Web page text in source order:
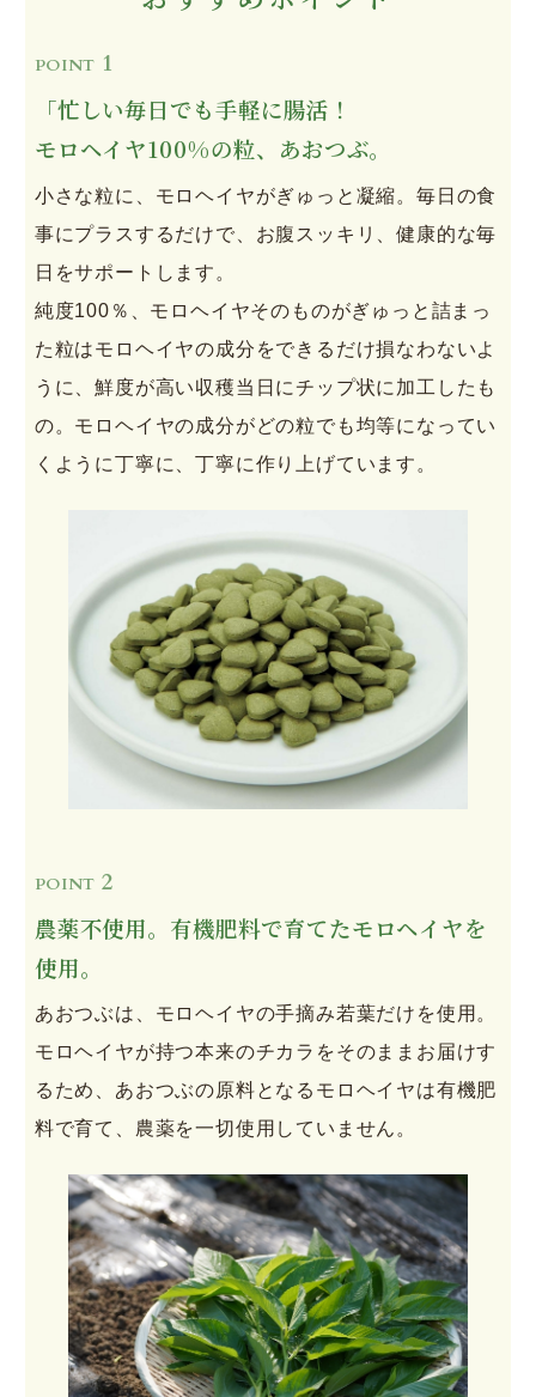
POINT 1
「忙しい毎日でも手軽に腸活！
モロヘイヤ100%の粒、あおつぶ。
小さな粒に、モロヘイヤがぎゅっと凝縮。毎日の食
事にプラスするだけで、お腹スッキリ、健康的な毎
日をサポートします。
純度100％、モロヘイヤそのものがぎゅっと詰まっ
た粒はモロヘイヤの成分をできるだけ損なわないよ
うに、鮮度が高い収穫当日にチップ状に加工したも
の。モロヘイヤの成分がどの粒でも均等になってい
くように丁寧に、丁寧に作り上げています。
POINT 2
農薬不使用。有機肥料で育てたモロヘイヤを
使用。
あおつぶは、モロヘイヤの手摘み若葉だけを使用。
モロヘイヤが持つ本来のチカラをそのままお届けす
るため、あおつぶの原料となるモロヘイヤは有機肥
料で育て、農薬を一切使用していません。